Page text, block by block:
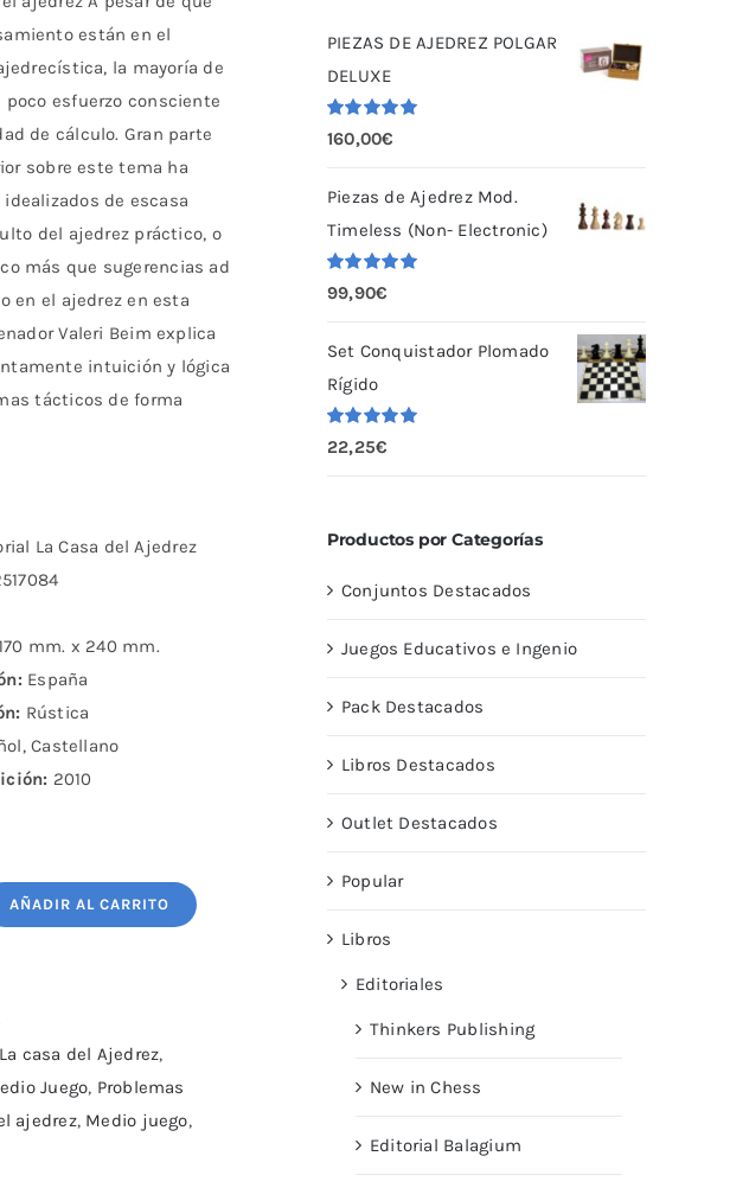
están en el
la mayoría de
esfuerzo consciente
de cálculo. Gran parte
sobre este tema ha
de escasa
del ajedrez práctico, o
más que sugerencias ad
en el ajedrez en esta
Valeri Beim explica
intuición y lógica
tácticos de forma
La Casa del Ajedrez
mm. x 240 mm.
España
Rústica
Castellano
2010
AÑADIR AL CARRITO
casa del Ajedrez,
Juego, Problemas
ajedrez, Medio juego,
PIEZAS DE AJEDREZ POLGAR
DELUXE
Valorado
con 5.00
160,00€
Piezas de Ajedrez Mod.
Timeless (Non- Electronic)
Valorado
con 5.00
99,90€
Set Conquistador Plomado
Rígido
Valorado
con
5.00
22,25€
Productos por Categorías
Conjuntos Destacados
Juegos Educativos e Ingenio
Pack Destacados
Libros Destacados
Outlet Destacados
Popular
Libros
Editoriales
Thinkers Publishing
New in Chess
Editorial Balagium